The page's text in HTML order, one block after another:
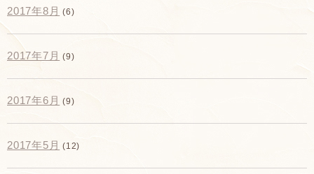
2017年8月 (6)
2017年7月 (9)
2017年6月 (9)
2017年5月 (12)